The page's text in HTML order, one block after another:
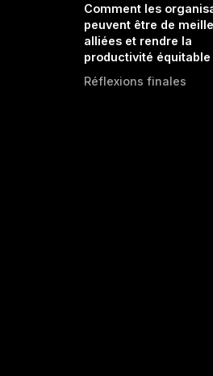
Comment les
peuvent être de
alliées et rendre la
productivité équitable
Réflexions finales